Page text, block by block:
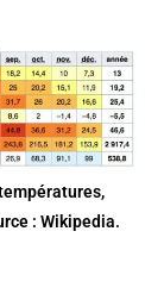
: Wikipedia.